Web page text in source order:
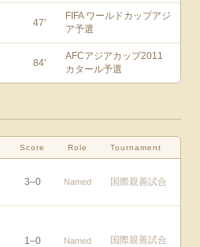
47'
FIFA ワールドカップアジ
ア予選
84'
AFCアジアカップ2011
カタール予選
Score Role Tournament
3–0 Named 国際親善試合
1–0 Named 国際親善試合